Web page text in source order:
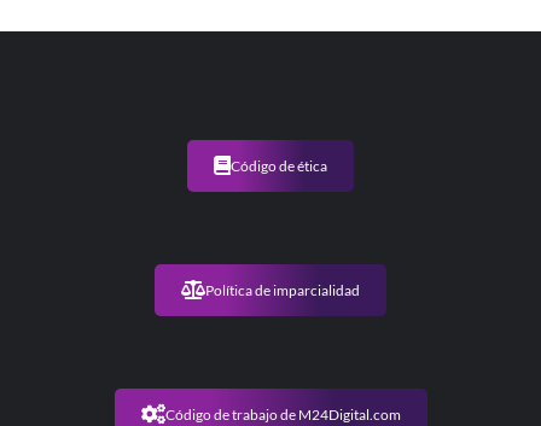
Código de ética
Política de imparcialidad
Código de trabajo de M24Digital.com